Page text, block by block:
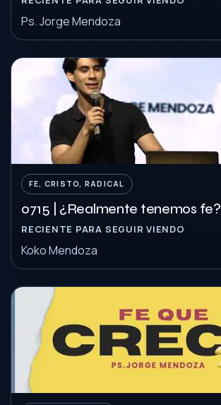
Ps. Jorge Mendoza
FE, CRISTO, RADICAL
0715 | ¿Realmente tenemos fe?
RECIENTE PARA SEGUIR VIENDO
Koko Mendoza